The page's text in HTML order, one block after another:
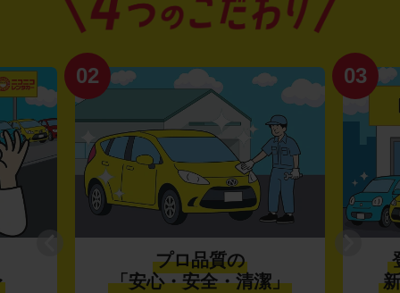
02
プロ品質の
「安心・安全・清潔」
03